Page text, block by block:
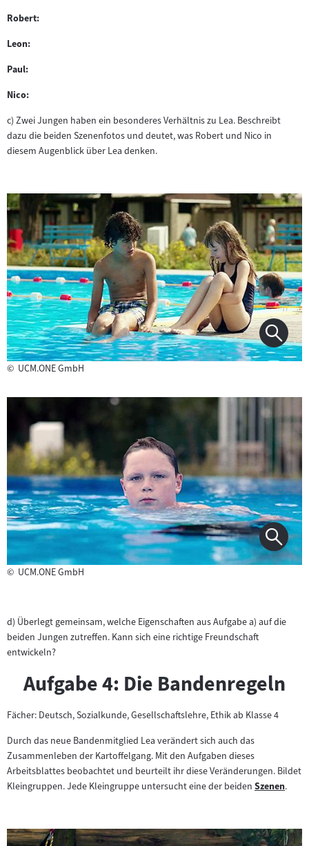
Robert:
Leon:
Paul:
Nico:
c) Zwei Jungen haben ein besonderes Verhältnis zu Lea. Beschreibt
dazu die beiden Szenenfotos und deutet, was Robert und Nico in
diesem Augenblick über Lea denken.
© UCM.ONE GmbH
© UCM.ONE GmbH
d) Überlegt gemeinsam, welche Eigenschaften aus Aufgabe a) auf die
beiden Jungen zutreffen. Kann sich eine richtige Freundschaft
entwickeln?
Aufgabe 4: Die Bandenregeln
Fächer: Deutsch, Sozialkunde, Gesellschaftslehre, Ethik ab Klasse 4
Durch das neue Bandenmitglied Lea verändert sich auch das
Zusammenleben der Kartoffelgang. Mit den Aufgaben dieses
Arbeitsblattes beobachtet und beurteilt ihr diese Veränderungen. Bildet
Kleingruppen. Jede Kleingruppe untersucht eine der beiden Zum
Szenen.